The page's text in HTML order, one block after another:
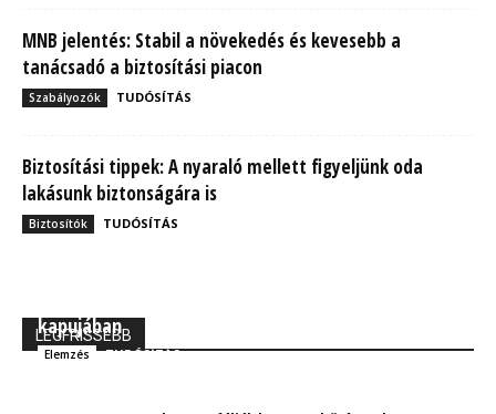
MNB jelentés: Stabil a növekedés és kevesebb a
tanácsadó a biztosítási piacon
Szabályozók TUDÓSÍTÁS
Biztosítási tippek: A nyaraló mellett figyeljünk oda
lakásunk biztonságára is
Biztosítók TUDÓSÍTÁS
LEGFRISSEBB
kapujában
Elemzés TUDÓSÍTÁS